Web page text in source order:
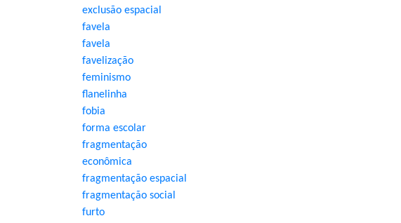
exclusão espacial
favela
favela
favelização
feminismo
flanelinha
fobia
forma escolar
fragmentação
econômica
fragmentação espacial
fragmentação social
furto